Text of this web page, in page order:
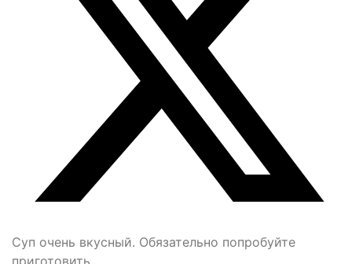
Суп очень вкусный. Обязательно попробуйте
приготовить.